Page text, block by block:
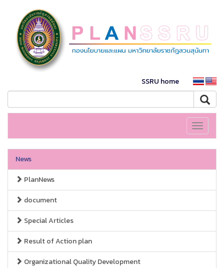
SSRU home
Toggle
News
PlanNews
document
Special Articles
Result of Action plan
Organizational Quality Development